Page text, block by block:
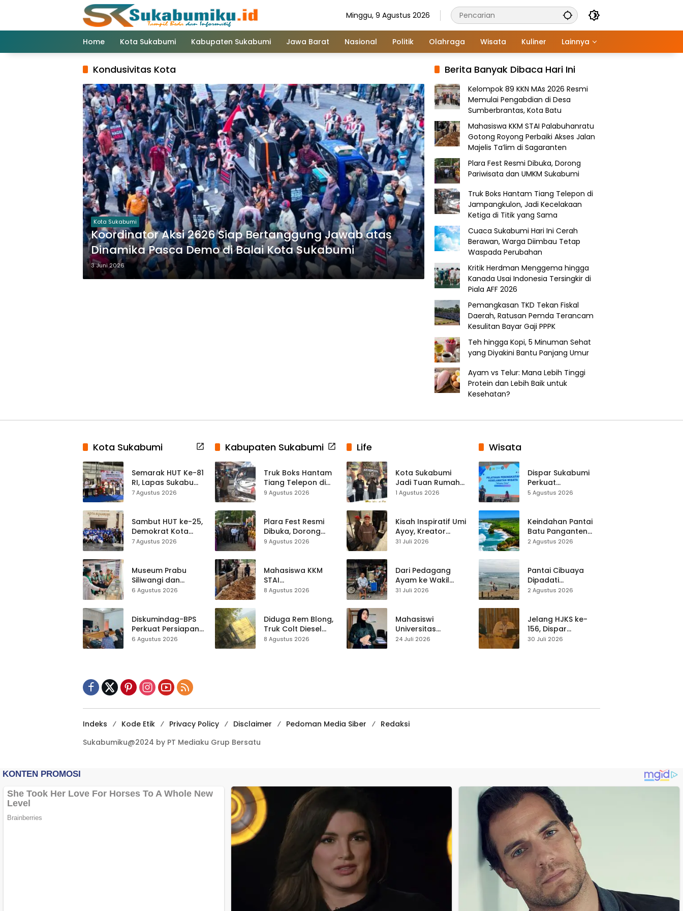
Minggu, 9 Agustus 2026
Home Kota Sukabumi Kabupaten Sukabumi Jawa Barat Nasional Politik Olahraga Wisata Kuliner Lainnya
Kondusivitas Kota
Kota Sukabumi
Koordinator Aksi 2626 Siap Bertanggung Jawab atas
Dinamika Pasca Demo di Balai Kota Sukabumi
3 Juni 2026
Berita Banyak Dibaca Hari Ini
Kelompok 89 KKN MAs 2026 Resmi
Memulai Pengabdian di Desa
Sumberbrantas, Kota Batu
Mahasiswa KKM STAI Palabuhanratu
Gotong Royong Perbaiki Akses Jalan
Majelis Ta’lim di Sagaranten
Plara Fest Resmi Dibuka, Dorong
Pariwisata dan UMKM Sukabumi
Truk Boks Hantam Tiang Telepon di
Jampangkulon, Jadi Kecelakaan
Ketiga di Titik yang Sama
Cuaca Sukabumi Hari Ini Cerah
Berawan, Warga Diimbau Tetap
Waspada Perubahan
Kritik Herdman Menggema hingga
Kanada Usai Indonesia Tersingkir di
Piala AFF 2026
Pemangkasan TKD Tekan Fiskal
Daerah, Ratusan Pemda Terancam
Kesulitan Bayar Gaji PPPK
Teh hingga Kopi, 5 Minuman Sehat
yang Diyakini Bantu Panjang Umur
Ayam vs Telur: Mana Lebih Tinggi
Protein dan Lebih Baik untuk
Kesehatan?
Kota Sukabumi
Semarak HUT Ke-81
RI, Lapas Sukabumi
Resmi Gelar Pekan
7 Agustus 2026
Sambut HUT ke-25,
Demokrat Kota
Sukabumi
ASRI Lewat Aksi
Bersih Masjid
Agung
7 Agustus 2026
Museum Prabu
Siliwangi dan
Museum Keramik
Hampir 500 Koleksi
Dipisahkan
6 Agustus 2026
Diskumindag-BPS
Perkuat Persiapan
Sensus Ekonomi,
6 Agustus 2026
Kabupaten Sukabumi
Truk Boks Hantam
Tiang Telepon di
Jampangkulon,
Sama
9 Agustus 2026
Plara Fest Resmi
Dibuka, Dorong
Pariwisata dan
9 Agustus 2026
Mahasiswa KKM
STAI
Palabuhanratu
Jalan Majelis Ta’lim
di Sagaranten
8 Agustus 2026
Diduga Rem Blong,
Truk Colt Diesel
Terperosok di Jalur
8 Agustus 2026
Life
Kota Sukabumi
Jadi Tuan Rumah
Kontes Batu Akik
1 Agustus 2026
Kisah Inspiratif Umi
Ayoy, Kreator
TikTok Asal
Live Streaming
31 Juli 2026
Dari Pedagang
Ayam ke Wakil
Ketua DPRD, H.
Pasar Cisaat
31 Juli 2026
Mahasiswi
Universitas
Muhammadiyah
24 Juli 2026
Wisata
Dispar Sukabumi
Perkuat
Keselamatan
Mitigasi hingga
Teknik Evakuasi
5 Agustus 2026
Keindahan Pantai
Batu Panganten
Mulai Dilirik
2 Agustus 2026
Pantai Cibuaya
Dipadati
Wisatawan,
Waspada
2 Agustus 2026
Jelang HJKS ke-
156, Dispar
Kabupaten
30 Juli 2026
Indeks Kode Etik Privacy Policy Disclaimer Pedoman Media Siber
Redaksi
Sukabumiku@2024 by PT Mediaku Grup Bersatu